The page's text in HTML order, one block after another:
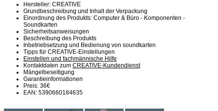
Hersteller: CREATIVE
Grundbeschreibung und Inhalt der Verpackung
Einordnung des Produkts: Computer & Büro - Komponenten -
Soundkarten
Sicherheitsanweisungen
Beschreibung des Produkts
Inbetriebsetzung und Bedienung von soundkarten
Tipps für CREATIVE-Einstellungen
Einstellen und fachmännische Hilfe
Kontaktdaten zum CREATIVE-Kundendienst
Mängelbeseitigung
Garantieinformationen
Preis: 36€
EAN: 5390660184635